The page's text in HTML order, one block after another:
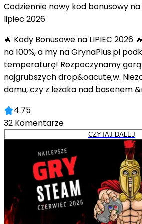
Codziennie nowy kod bonusowy
lipiec 2026
🔥 Kody Bonusowe na LIPIEC 2026
na 100%, a my na GrynaPlus.pl
temperaturę! Rozpoczynamy
najgrubszych drop&oacute;w.
domu, czy z leżaka nad basenem
4.75
32 Komentarze
CZYTAJ DALEJ